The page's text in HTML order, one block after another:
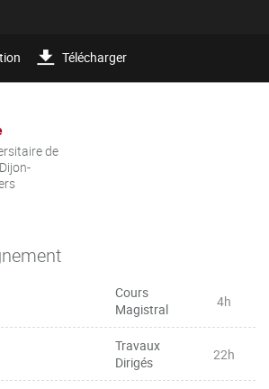
Télécharger
de
Cours
Magistral
4h
Travaux
Dirigés
22h